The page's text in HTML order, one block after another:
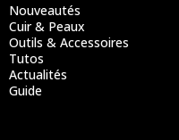
Nouveautés
Cuir & Peaux
Outils & Accessoires
Tutos
Actualités
Guide